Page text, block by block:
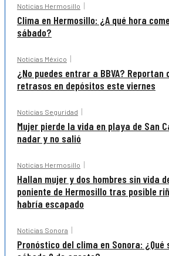
Noticias Hermosillo
Clima en Hermosillo: ¿A qué hora
sábado?
Noticias México
¿No puedes entrar a BBVA?
retrasos en depósitos este viernes
Noticias Seguridad
Mujer pierde la vida en playa de San
nadar y no salió
Noticias Hermosillo
Hallan mujer y dos hombres sin vida
poniente de Hermosillo tras posible
habría escapado
Noticias Sonora
Pronóstico del clima en Sonora: ¿Qué